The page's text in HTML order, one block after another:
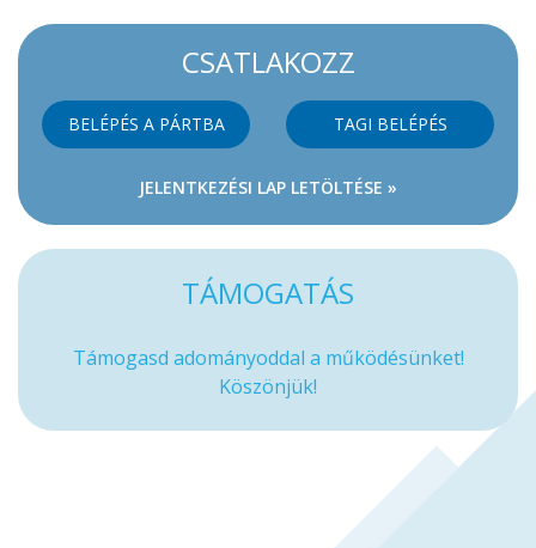
CSATLAKOZZ
BELÉPÉS A PÁRTBA TAGI BELÉPÉS
JELENTKEZÉSI LAP LETÖLTÉSE »
TÁMOGATÁS
Támogasd adományoddal a működésünket!
Köszönjük!